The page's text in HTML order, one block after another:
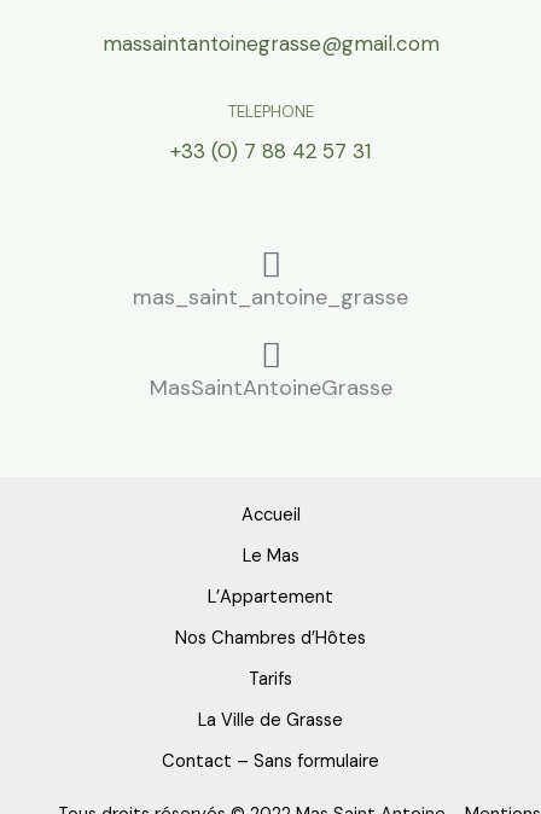
massaintantoinegrasse@gmail.com
TELEPHONE
+33 (0) 7 88 42 57 31
mas_saint_antoine_grasse
MasSaintAntoineGrasse
Accueil
Le Mas
L’Appartement
Nos Chambres d’Hôtes
Tarifs
La Ville de Grasse
Contact – Sans formulaire